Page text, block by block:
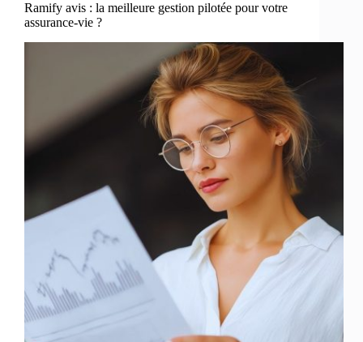
Ramify avis : la meilleure gestion pilotée pour votre
assurance-vie ?